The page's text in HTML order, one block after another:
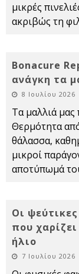
μικρές
ακριβώς τη
Bonacure
ανάγκη τα
8 Ιουλίου 2026
Τα μαλλιά
Θερμότητα
θάλασσα,
μικροί
αποτύπωμά
Οι
που
ήλιο
7 Ιουλίου 2026